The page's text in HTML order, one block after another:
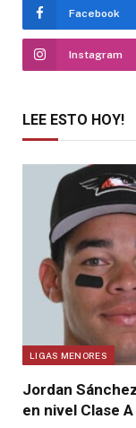
Facebook
Instagram
LEE ESTO HOY!
LIGAS MENORES
Jordan
en nivel Clase A